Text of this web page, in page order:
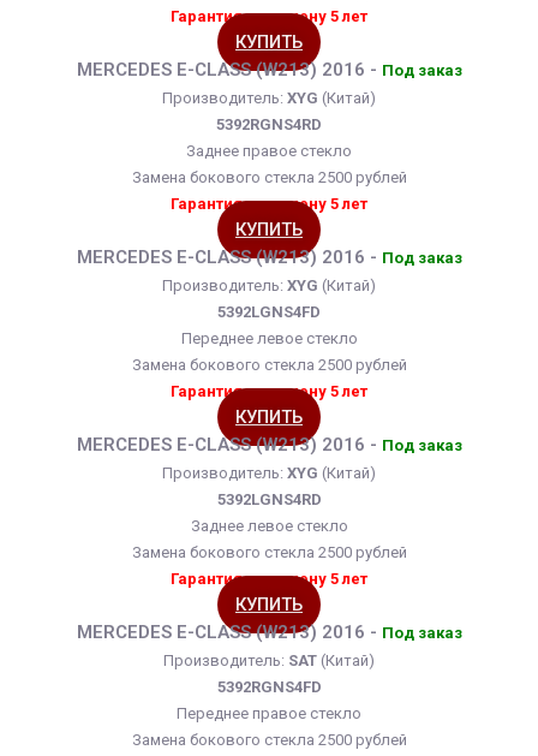
Гарантия на замену 5 лет
КУПИТЬ
MERCEDES E-CLASS (W213) 2016 - Под заказ
Производитель: XYG (Китай)
5392RGNS4RD
Заднее правое стекло
Замена бокового стекла 2500 рублей
Гарантия на замену 5 лет
КУПИТЬ
MERCEDES E-CLASS (W213) 2016 - Под заказ
Производитель: XYG (Китай)
5392LGNS4FD
Переднее левое стекло
Замена бокового стекла 2500 рублей
Гарантия на замену 5 лет
КУПИТЬ
MERCEDES E-CLASS (W213) 2016 - Под заказ
Производитель: XYG (Китай)
5392LGNS4RD
Заднее левое стекло
Замена бокового стекла 2500 рублей
Гарантия на замену 5 лет
КУПИТЬ
MERCEDES E-CLASS (W213) 2016 - Под заказ
Производитель: SAT (Китай)
5392RGNS4FD
Переднее правое стекло
Замена бокового стекла 2500 рублей